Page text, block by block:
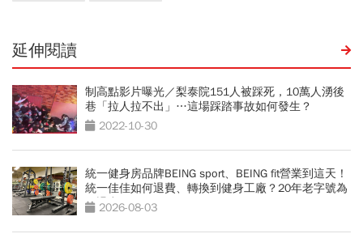
延伸閱讀
制高點影片曝光／梨泰院151人被踩死，10萬人湧後
巷「拉人拉不出」…這場踩踏事故如何發生？
2022-10-30
統一健身房品牌BEING sport、BEING fit營業到這天！
統一佳佳如何退費、轉換到健身工廠？20年老字號為
何退出
2026-08-03